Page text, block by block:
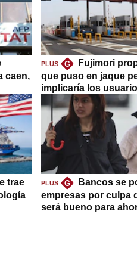
caen,
PLUS G
Fujimori
que puso en jaque
implicaría los
trae
PLUS G
Bancos se
empresas por culpa
será bueno para